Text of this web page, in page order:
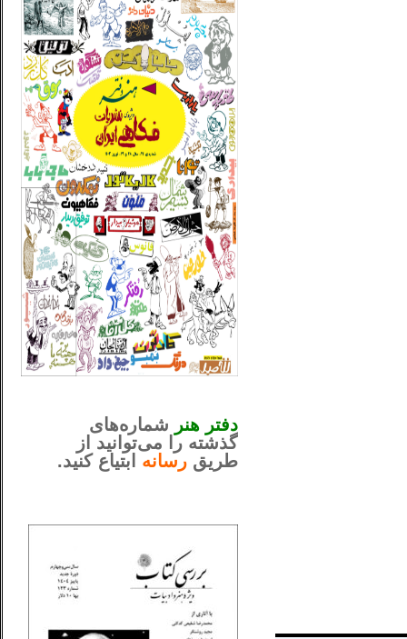
دفتر هنر شماره‌های
گذشته را می‌توانید از
طریق رسانه ابتیاع کنید.